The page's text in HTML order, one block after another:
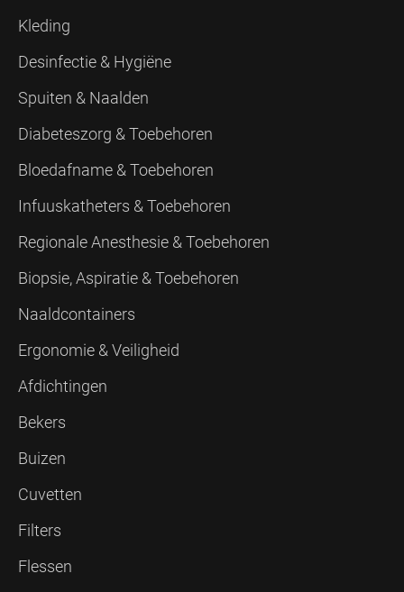
Kleding
Desinfectie & Hygiëne
Spuiten & Naalden
Diabeteszorg & Toebehoren
Bloedafname & Toebehoren
Infuuskatheters & Toebehoren
Regionale Anesthesie & Toebehoren
Biopsie, Aspiratie & Toebehoren
Naaldcontainers
Ergonomie & Veiligheid
Afdichtingen
Bekers
Buizen
Cuvetten
Filters
Flessen